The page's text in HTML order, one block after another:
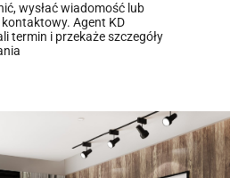
wysłać wiadomość lub
Agent KD
termin i przekaże szczegóły